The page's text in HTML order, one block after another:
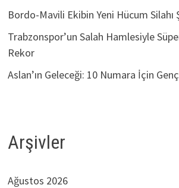
Bordo-Mavili Ekibin Yeni Hücum Silahı
Trabzonspor’un Salah Hamlesiyle
Rekor
Aslan’ın Geleceği: 10 Numara İçin Genç
Arşivler
Ağustos 2026